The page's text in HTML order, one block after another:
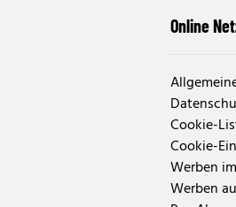
Online
Cookie-
Cookie-
Werben
Werben